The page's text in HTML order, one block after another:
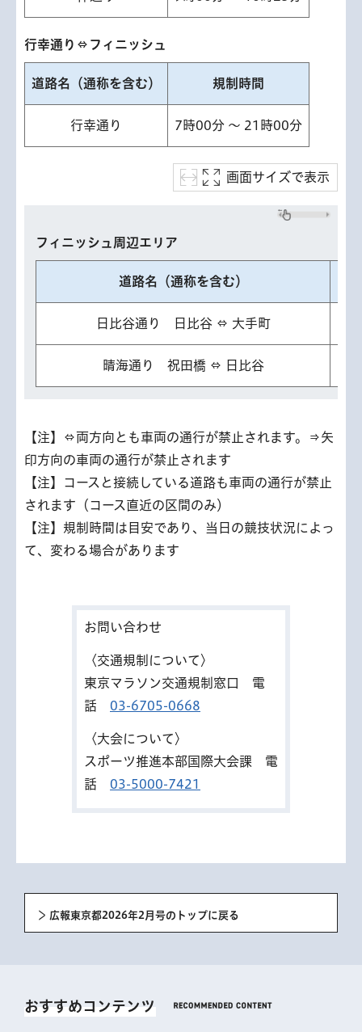
行幸通り⇔フィニッシュ
道路名（通称を含む） 規制時間
行幸通り 7時00分 ～ 21時00分
画面サイズで表示
フィニッシュ周辺エリア
道路名（通称を含む）
日比谷通り 日比谷 ⇔ 大手町
晴海通り 祝田橋 ⇔ 日比谷
【注】⇔両方向とも車両の通行が禁止されます。⇒矢
印方向の車両の通行が禁止されます
【注】コースと接続している道路も車両の通行が禁止
されます（コース直近の区間のみ）
【注】規制時間は目安であり、当日の競技状況によっ
て、変わる場合があります
お問い合わせ
〈交通規制について〉
東京マラソン交通規制窓口 電
話 03-6705-0668
〈大会について〉
スポーツ推進本部国際大会課 電
話 03-5000-7421
広報東京都2026年2月号のトップに戻る
おすすめコンテンツ